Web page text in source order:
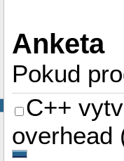
Anketa
Pokud
C++
overhead